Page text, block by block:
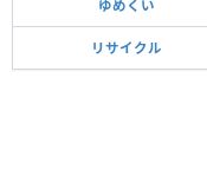
ゆめくい
リサイクル